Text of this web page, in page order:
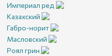
Империал ред
Казахский
Габро-норит
Масловский
Роял грин